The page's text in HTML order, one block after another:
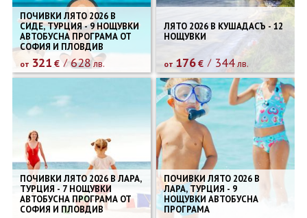
ПОЧИВКИ ЛЯТО 2026 В
СИДЕ, ТУРЦИЯ - 9 НОЩУВКИ
АВТОБУСНА ПРОГРАМА ОТ
СОФИЯ И ПЛОВДИВ
от 321 € 628лв.
ЛЯТО 2026 В КУШАДАСЪ - 12
НОЩУВКИ
от 176€ 344лв.
ПОЧИВКИ ЛЯТО 2026 В ЛАРА,
ТУРЦИЯ - 7 НОЩУВКИ
АВТОБУСНА ПРОГРАМА ОТ
СОФИЯ И ПЛОВДИВ
ПОЧИВКИ ЛЯТО 2026 В
ЛАРА, ТУРЦИЯ - 9
НОЩУВКИ АВТОБУСНА
ПРОГРАМА